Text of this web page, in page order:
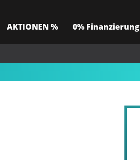
AKTIONEN % 0% Finanzierung